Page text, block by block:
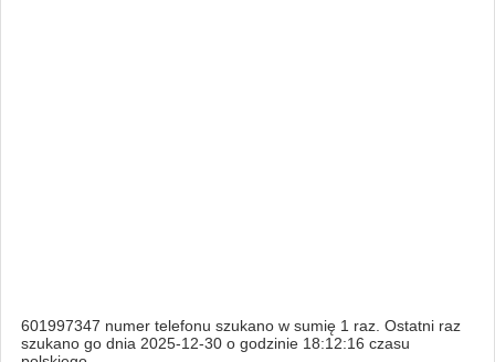
601997347 numer telefonu szukano w sumię 1 raz. Ostatni raz
szukano go dnia 2025-12-30 o godzinie 18:12:16 czasu